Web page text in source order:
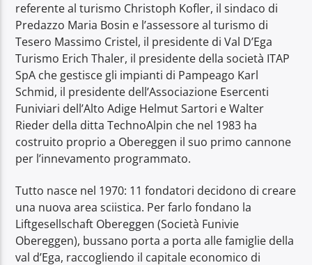
referente al turismo Christoph Kofler, il sindaco di
Predazzo Maria Bosin e l’assessore al turismo di
Tesero Massimo Cristel, il presidente di Val D’Ega
Turismo Erich Thaler, il presidente della società ITAP
SpA che gestisce gli impianti di Pampeago Karl
Schmid, il presidente dell’Associazione Esercenti
Funiviari dell’Alto Adige Helmut Sartori e Walter
Rieder della ditta TechnoAlpin che nel 1983 ha
costruito proprio a Obereggen il suo primo cannone
per l’innevamento programmato.
Tutto nasce nel 1970: 11 fondatori decidono di creare
una nuova area sciistica. Per farlo fondano la
Liftgesellschaft Obereggen (Società Funivie
Obereggen), bussano porta a porta alle famiglie della
val d’Ega, raccogliendo il capitale economico di